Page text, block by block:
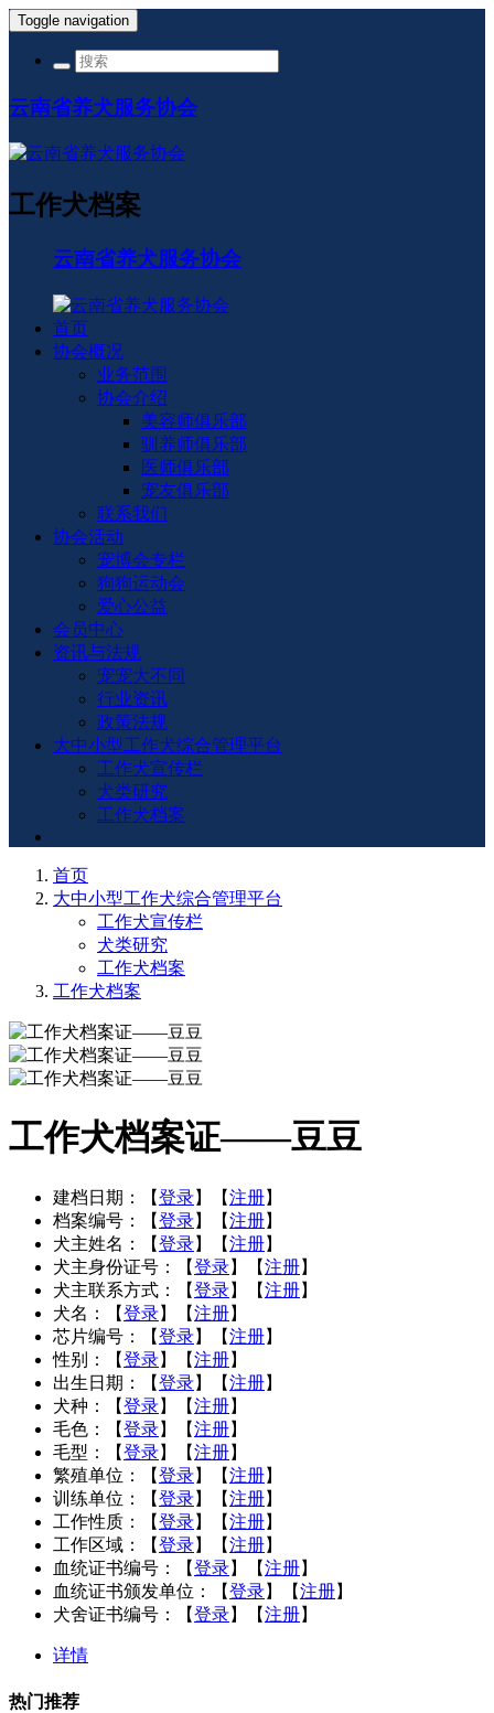
Toggle navigation
云南省养犬服务协会
工作犬档案
云南省养犬服务协会
首页
协会概况
业务范围
协会介绍
美容师俱乐部
驯养师俱乐部
医师俱乐部
宠友俱乐部
联系我们
协会活动
宠博会专栏
狗狗运动会
爱心公益
会员中心
资讯与法规
宠宠大不同
行业资讯
政策法规
大中小型工作犬综合管理平台
工作犬宣传栏
犬类研究
工作犬档案
首页
大中小型工作犬综合管理平台
工作犬宣传栏
犬类研究
工作犬档案
工作犬档案
工作犬档案证——豆豆
建档日期： 【登录】【注册】
档案编号：
【登录】【注册】
犬主姓名：
【登录】【注册】
犬主身份证号：
【登录】【注册】
犬主联系方式：
【登录】【注册】
犬名：
【登录】【注册】
芯片编号：
【登录】【注册】
性别：
【登录】【注册】
出生日期：
【登录】【注册】
犬种：
【登录】【注册】
毛色：
【登录】【注册】
毛型：
【登录】【注册】
繁殖单位：
【登录】【注册】
训练单位：
【登录】【注册】
工作性质：
【登录】【注册】
工作区域：
【登录】【注册】
血统证书编号：
【登录】【注册】
血统证书颁发单位：
【登录】【注册】
犬舍证书编号：
【登录】【注册】
详情
热门推荐